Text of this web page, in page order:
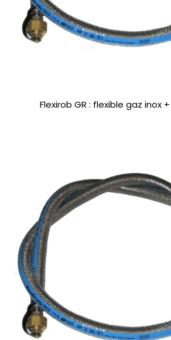
Flexirob GR : flexible gaz inox +